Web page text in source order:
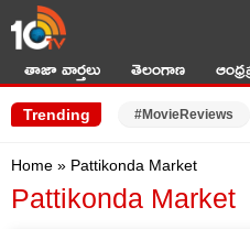
తాజా వార్తలు తెలంగాణ
Trending #MovieReviews
Home » Pattikonda Market
Pattikonda Market